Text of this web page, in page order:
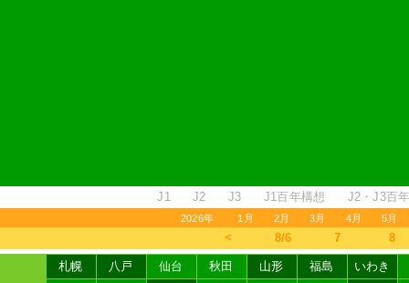
J1 J2 J3 J1百年構想 J2・J3百
2026年 1月 2月 3月 4月 5月
＜ 8/6 7 8
札幌 八戸 仙台 秋田 山形 福島
いわき